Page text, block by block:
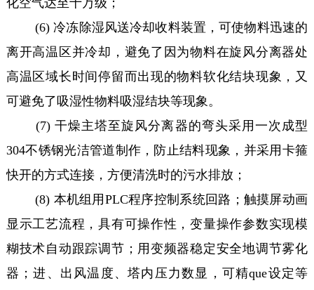
化空气达至十万级；
(6) 冷冻除湿风送冷却收料装置，可使物料迅速的
离开高温区并冷却，避免了因为物料在旋风分离器处
高温区域长时间停留而出现的物料软化结块现象，又
可避免了吸湿性物料吸湿结块等现象。
(7) 干燥主塔至旋风分离器的弯头采用一次成型
304不锈钢光洁管道制作，防止结料现象，并采用卡箍
快开的方式连接，方便清洗时的污水排放；
(8) 本机组用PLC程序控制系统回路；触摸屏动画
显示工艺流程，具有可操作性，变量操作参数实现模
糊技术自动跟踪调节；用变频器稳定安全地调节雾化
器；进、出风温度、塔内压力数显，可精que设定等